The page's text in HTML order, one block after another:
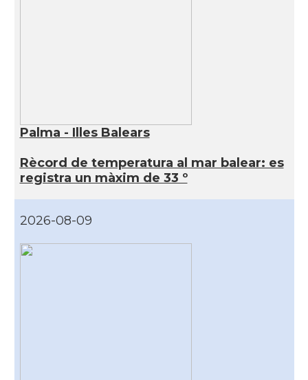
Palma - Illes Balears
Rècord de temperatura al mar balear: es
registra un màxim de 33 º
2026-08-09